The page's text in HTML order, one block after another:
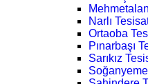
Narlı
Ortaoba
Pınarbaşı
Sarıkız